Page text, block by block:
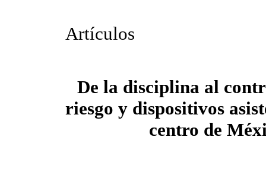
Artículos
De la disciplina al
riesgo y dispositivos
centro de